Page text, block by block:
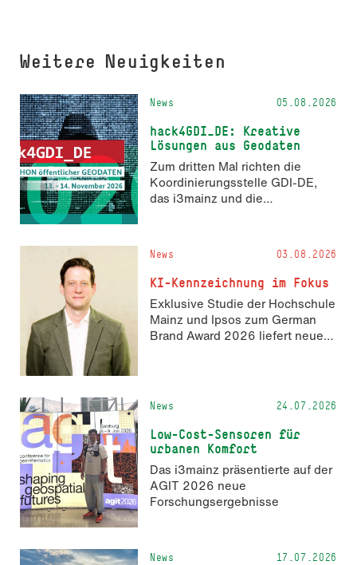
Weitere Neuigkeiten
News 05.08.2026
hack4GDI_DE: Kreative
Lösungen aus Geodaten
Zum dritten Mal richten die
Koordinierungsstelle GDI-DE,
das i3mainz und die
und 14. November 2026 den
Hackathon hack4GDI_DE an der
Hochschule Mainz aus. Die
Anmeldung ist geöffnet und bis
zum 2. Oktober 2026 möglich.
News 03.08.2026
KI-Kennzeichnung im Fokus
Exklusive Studie der Hochschule
Mainz und Ipsos zum German
Brand Award 2026 liefert neue
News 24.07.2026
Low-Cost-Sensoren für
urbanen Komfort
Das i3mainz präsentierte auf der
AGIT 2026 neue
Forschungsergebnisse
News 17.07.2026